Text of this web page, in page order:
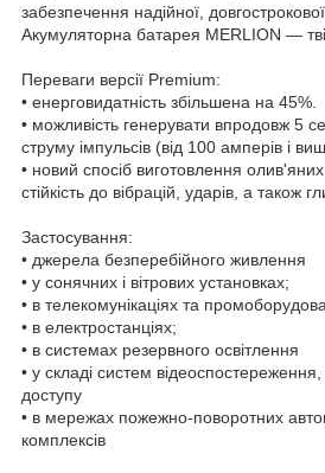
забезпечення надійної,
Акумуляторна батарея MERLION —
Переваги версії Premium:
• енерговидатність збільшена на 45%.
• можливість генерувати впродовж 5
струму імпульсів (від 100 амперів і
• новий спосіб виготовлення
стійкість до вібрацій, ударів, а також
Застосування:
• джерела безперебійного живлення
• у сонячних і вітрових установках;
• в телекомунікаціях та
• в електростанціях;
• в системах резервного освітлення
• у складі систем відеоспостереження,
доступу
• в мережах пожежно-поворотних
комплексів